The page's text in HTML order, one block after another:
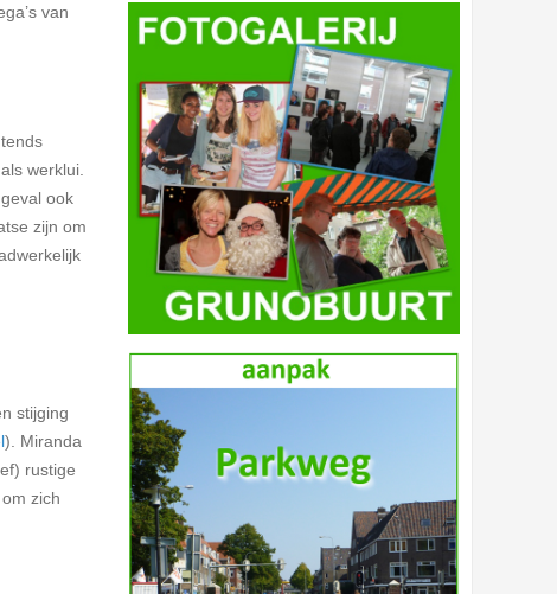
van
werklui.
ook
zijn om
stijging
). Miranda
rustige
zich